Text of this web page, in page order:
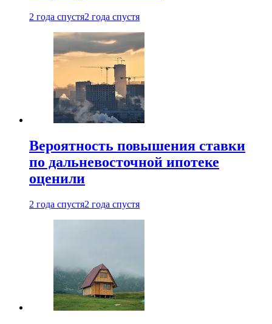
2 года спустя2 года спустя
Вероятность повышения ставки
по дальневосточной ипотеке
оценили
2 года спустя2 года спустя